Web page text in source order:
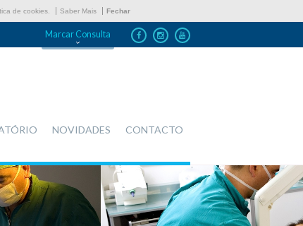
de cookies. Saber Mais Fechar
Marcar Consulta
NOVIDADES CONTACTO